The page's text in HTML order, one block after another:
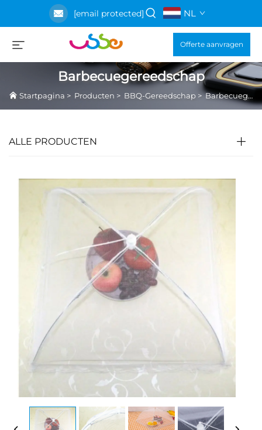
[email protected] NL
Offerte aanvragen
Barbecuegereedschap
Startpagina > Producten > BBQ-Gereedschap >Barbecuegereedschap
ALLE PRODUCTEN